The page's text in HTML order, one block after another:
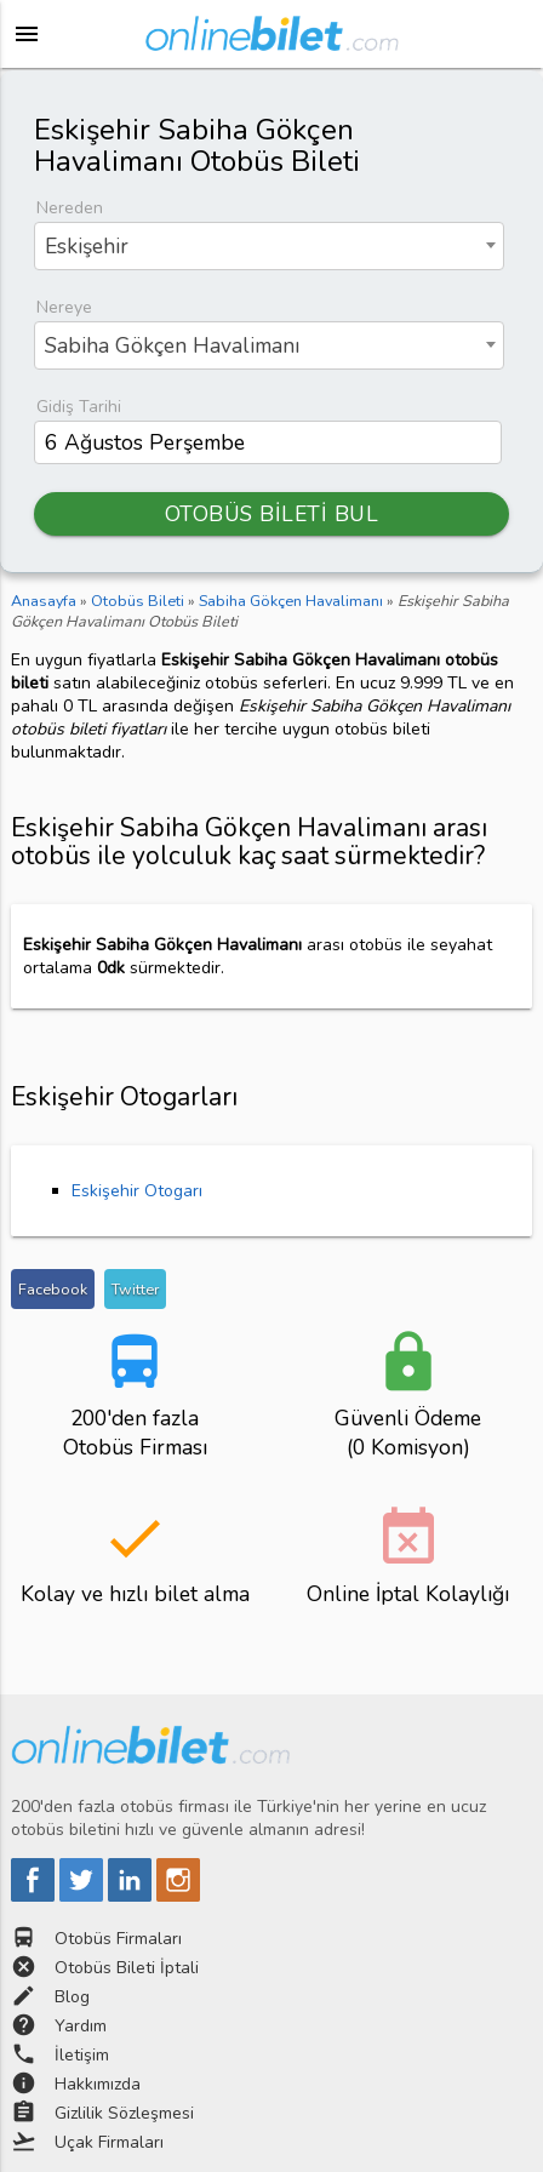
menu
Eskişehir Sabiha Gökçen
Havalimanı Otobüs Bileti
Nereden
Eskişehir
Nereye
Sabiha Gökçen Havalimanı
Gidiş Tarihi
OTOBÜS BİLETİ BUL
Anasayfa » Otobüs Bileti » Sabiha Gökçen Havalimanı » Eskişehir Sabiha
Gökçen Havalimanı Otobüs Bileti
En uygun fiyatlarla Eskişehir Sabiha Gökçen Havalimanı otobüs
biletisatın alabileceğiniz otobüs seferleri. En ucuz 9.999 TL ve en
pahalı 0 TL arasında değişen Eskişehir Sabiha Gökçen Havalimanı
otobüs bileti fiyatlarıile her tercihe uygun otobüs bileti
bulunmaktadır.
Eskişehir Sabiha Gökçen Havalimanı arası
otobüs ile yolculuk kaç saat sürmektedir?
Eskişehir Sabiha Gökçen Havalimanıarası otobüs ile seyahat
ortalama 0dksürmektedir.
Eskişehir Otogarları
Eskişehir Otogarı
Facebook Twitter
directions_bus
200'den fazla
Otobüs Firması
lock
Güvenli Ödeme
(0 Komisyon)
done
Kolay ve hızlı bilet alma
event_busy
Online İptal Kolaylığı
200'den fazla otobüs firması ile Türkiye'nin her yerine en ucuz
otobüs biletini hızlı ve güvenle almanın adresi!
directions_bus Otobüs Firmaları
cancel Otobüs Bileti İptali
edit Blog
help Yardım
phone İletişim
info Hakkımızda
assignment Gizlilik Sözleşmesi
flight_takeoff Uçak Firmaları